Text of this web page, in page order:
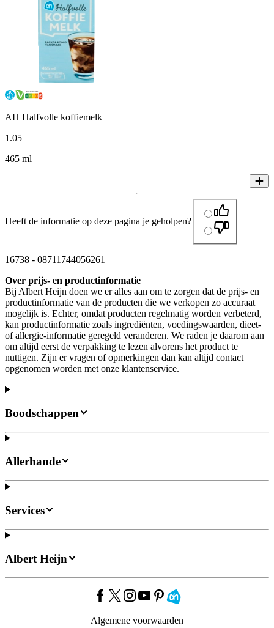
AH Halfvolle koffiemelk
1 .05
465 ml
Heeft de informatie op deze pagina je geholpen?
16738 - 08711744056261
Over prijs- en productinformatie
Bij Albert Heijn doen we er alles aan om te zorgen dat de prijs- en
productinformatie van de producten die we verkopen zo accuraat
mogelijk is. Echter, omdat producten regelmatig worden verbeterd,
kan productinformatie zoals ingrediënten, voedingswaarden, dieet-
of allergie-informatie geregeld veranderen. We raden je daarom aan
om altijd eerst de verpakking te lezen alvorens het product te
nuttigen. Zijn er vragen of opmerkingen dan kan altijd contact
opgenomen worden met onze klantenservice.
Boodschappen
Allerhande
Services
Albert Heijn
Algemene voorwaarden